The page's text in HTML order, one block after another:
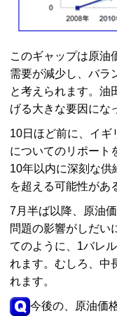
このギャップは原油
需要が減少し、バラ
と考えられます。油
げる大きな要因にな
10日ほど前に、イギ
についてのリポート
10年以内に深刻な供
を超える可能性があ
7月半ば以降、原油
問題の影響がしだい
てのように、1バレ
れます。むしろ、中
れます。
今後の、原油価